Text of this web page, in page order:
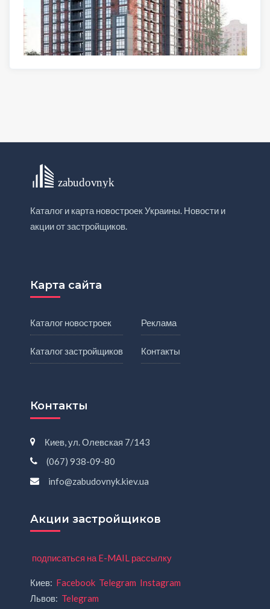
Каталог и карта новостроек Украины. Новости и
акции от застройщиков.
Карта сайта
Каталог новостроек
Каталог застройщиков
Реклама
Контакты
Контакты
Киев, ул. Олевская 7/143
(067) 938-09-80
info@zabudovnyk.kiev.ua
Акции застройщиков
подписаться на E-MAIL рассылку
Киев: Facebook Telegram Instagram
Львов: Telegram